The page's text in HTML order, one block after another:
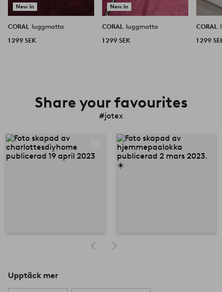
New in
CORAL
luggmatta
1 299 SEK
New in
CORAL
luggmatta
1 299 SEK
CORAL
1 299
Share your favourites
#jotex
Upptäck mer